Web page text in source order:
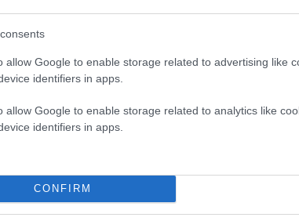
allow Google to enable storage related to advertising like
identifiers in apps.
allow Google to enable storage related to analytics like
identifiers in apps.
CONFIRM
Το «Πολυγεγονός της Κοινωνικής
Αντιδημαρχία Κοινωνικής Πολιτικής,
συζητήσεις, στρογγυλά τραπέζια,
καλλιτεχνικές εκδηλώσεις και
Κατά της διάρκεια του τριημέρου,
Κάνε κλικ και δες